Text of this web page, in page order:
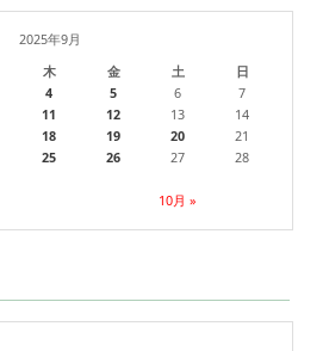
2025年9月
木 金 土 日
10月 »
4 5 6
7
11 12 13
14
18 19 20
21
25 26 27
28